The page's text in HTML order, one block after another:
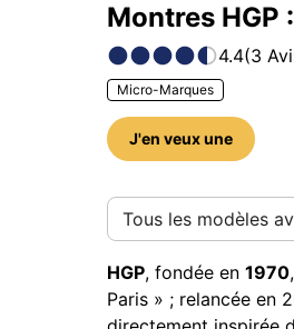
Montres HGP
4.4(3
Micro-Marques
J'en veux une
14 photos sur
Tous les modèles
HGP, fondée en 1970
Paris » ; relancée en